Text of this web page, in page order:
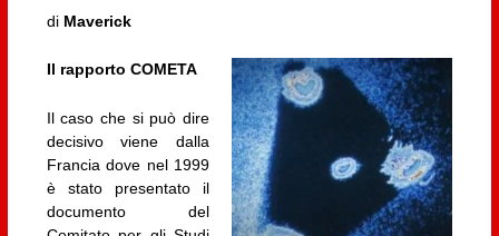
di Maverick
Il rapporto COMETA
Il caso che si può dire
decisivo viene dalla
Francia dove nel 1999
è stato presentato il
documento del